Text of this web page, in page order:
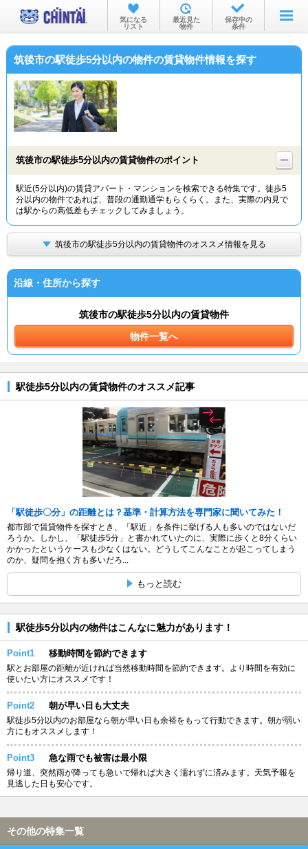
お部屋を探す
沿線・駅から
物件特集から
TOP
気になる
リスト
最近見た
物件
保存中の
条件
筑後市の駅徒歩5分以内の物件の賃貸物件情報を探す
筑後市の駅徒歩5分以内の賃貸物件のポイント
駅近(5分以内)の賃貸アパート・マンションを検索できる特集です。徒歩5
分以内の物件であれば、普段の通勤通学もらくらく。また、実際の内見で
は駅からの高低差もチェックしてみましょう。
筑後市の駅徒歩5分以内の賃貸物件のオススメ情報を見る
沿線・住所から探す
筑後市の駅徒歩5分以内の賃貸物件
物件一覧へ
駅徒歩5分以内の賃貸物件のオススメ記事
「駅徒歩〇分」の距離とは？基準・計算方法を専門家に聞いてみた！
都市部で賃貸物件を探すとき、「駅近」を条件に挙げる人も多いのではないだ
ろうか。しかし、「駅徒歩5分」と書かれていたのに、実際に歩くと8分くらい
かかったというケースも少なくはない。どうしてこんなことが起こってしまう
のか、疑問を抱く方も多いだろ...
もっと読む
駅徒歩5分以内の物件はこんなに魅力があります！
Point1 移動時間を節約できます
駅とお部屋の距離が近ければ当然移動時間を節約できます。より時間を有効に
使いたい方にオススメです！
Point2 朝が早い日も大丈夫
駅徒歩5分以内のお部屋なら朝が早い日も余裕をもって行動できます。朝が弱い
方にもオススメします！
Point3 急な雨でも被害は最小限
帰り道、突然雨が降っても急いで帰れば大きく濡れずに済みます。天気予報を
見逃した日も安心です。
その他の特集一覧